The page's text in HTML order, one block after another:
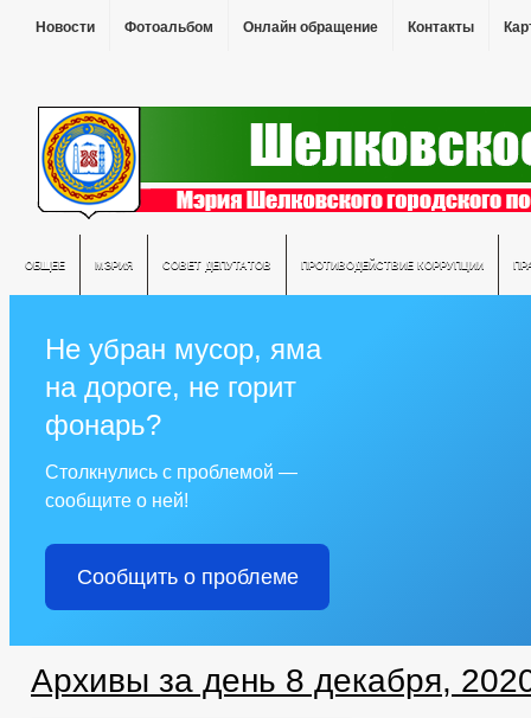
Новости Фотоальбом Онлайн обращение Контакты
ОБЩЕЕ МЭРИЯ СОВЕТ ДЕПУТАТОВ ПРОТИВОДЕЙСТВИЕ КОРРУПЦИИ
Не убран мусор, яма
на дороге, не горит
фонарь?
Столкнулись с проблемой —
сообщите о ней!
Сообщить о проблеме
Архивы за день 8 декабря,